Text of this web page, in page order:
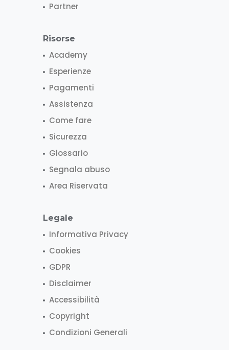
Partner
Risorse
Academy
Esperienze
Pagamenti
Assistenza
Come fare
Sicurezza
Glossario
Segnala abuso
Area Riservata
Legale
Informativa Privacy
Cookies
GDPR
Disclaimer
Accessibilità
Copyright
Condizioni Generali